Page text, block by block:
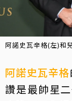
阿諾史瓦辛格(左)和
阿諾史瓦辛格
讚是最帥星